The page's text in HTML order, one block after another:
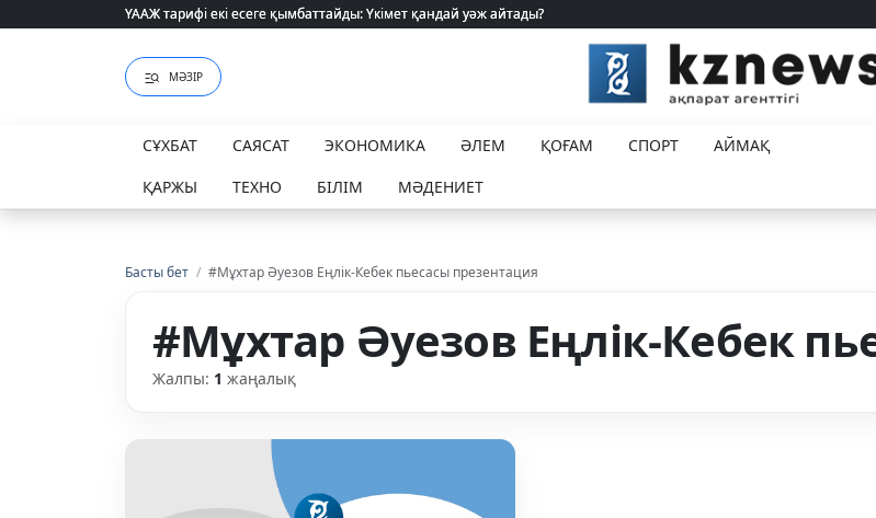
ҮААЖ тарифі екі есеге қымбаттайды: Үкімет қандай уәж айтады?
ҮААЖ тарифі екі есеге қымбаттайды: Үкімет қандай уәж айтады?
МӘЗІР
СҰХБАТ САЯСАТ ЭКОНОМИКА ӘЛЕМ ҚОҒАМ СПОРТ
АЙМАҚ
ҚАРЖЫ
ТЕХНО БІЛІМ МӘДЕНИЕТ
Басты бет / #Мұхтар Әуезов Еңлік-Кебек пьесасы презентация
#Мұхтар Әуезов Еңлік-Кебек
Жалпы: 1 жаңалық